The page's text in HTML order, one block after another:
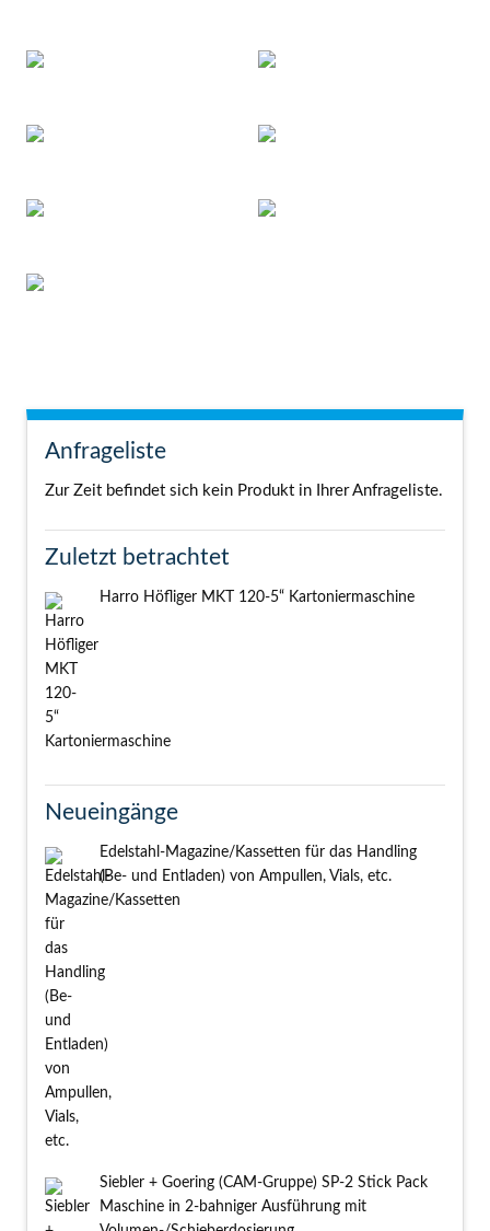
Anfrageliste
Zur Zeit befindet sich kein Produkt in Ihrer Anfrageliste.
Zuletzt betrachtet
Harro Höfliger MKT 120-5“ Kartoniermaschine
Neueingänge
Edelstahl-Magazine/Kassetten für das Handling
(Be- und Entladen) von Ampullen, Vials, etc.
Siebler + Goering (CAM-Gruppe) SP-2 Stick Pack
Maschine in 2-bahniger Ausführung mit